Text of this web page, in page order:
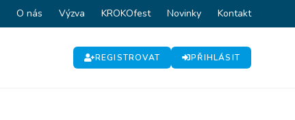
O nás Výzva KROKOfest Novinky Kontakt
REGISTROVAT PŘIHLÁSIT